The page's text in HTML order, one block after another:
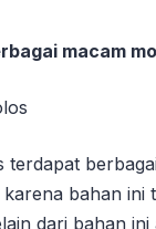
macam
terdapat
bahan ini
dari bahan